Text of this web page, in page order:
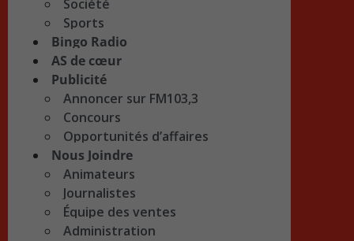
Société
Sports
Bingo Radio
AS de cœur
Publicité
Annoncer sur FM103,3
Concours
Opportunités d’affaires
Nous Joindre
Animateurs
Journalistes
Équipe des ventes
Administration